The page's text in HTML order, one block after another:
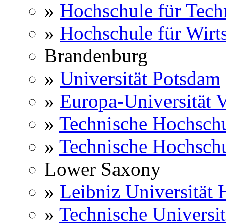
» Hochschule für
» Hochschule für
Brandenburg
» Universität Potsdam
» Europa-Universität
» Technische
» Technische
Lower Saxony
» Leibniz Universität
» Technische